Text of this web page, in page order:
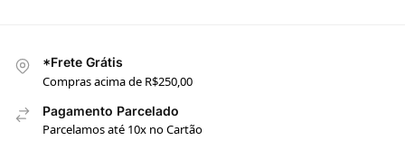
*Frete Grátis
Compras acima de R$250,00
Pagamento Parcelado
Parcelamos até 10x no Cartão